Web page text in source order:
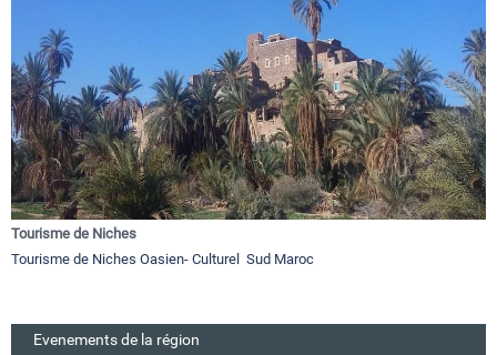
Tourisme de Niches
Tourisme de Niches Oasien- Culturel Sud Maroc
Evenements de la région